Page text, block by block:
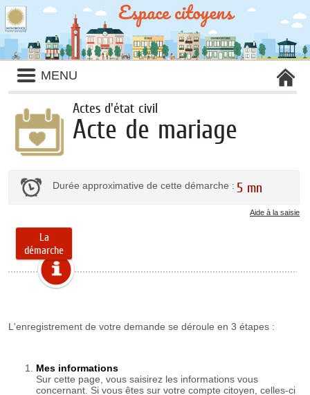
MENU
Actes d'état civil
Acte de mariage
Durée approximative de cette démarche : 5 mn
Aide à la saisie
La
démarche